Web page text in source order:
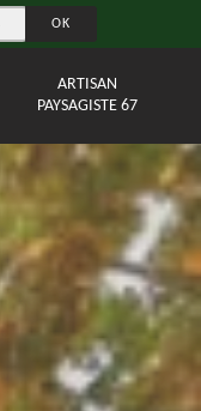
ARTISAN
PAYSAGISTE 67